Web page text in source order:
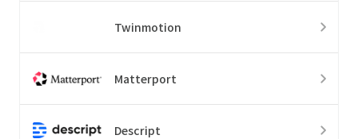
Twinmotion
Matterport
Descript